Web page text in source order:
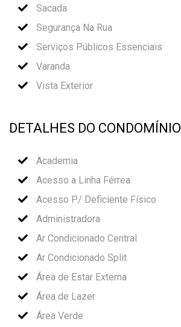
Sacada
Segurança Na Rua
Serviços Públicos Essenciais
Varanda
Vista Exterior
DETALHES DO CONDOMÍNIO
Academia
Acesso a Linha Férrea
Acesso P/ Deficiente Físico
Administradora
Ar Condicionado Central
Ar Condicionado Split
Área de Estar Externa
Área de Lazer
Área Verde